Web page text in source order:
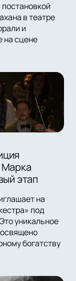
в театре
и
на сцене
Марка
этап
на
под
уникальное
богатству